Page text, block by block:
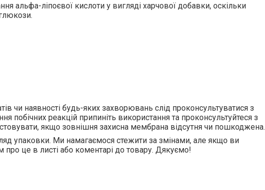
альфа-ліпоєвої кислоти у вигляді харчової добавки, оскільки
.
чи наявності будь-яких захворювань слід проконсультуватися з
реакцій припиніть використання та проконсультуйтеся з
якщо зовнішня захисна мембрана відсутня чи пошкоджена.
упаковки. Ми намагаємося стежити за змінами, але якщо ви
про це в листі або коментарі до товару. Дякуємо!